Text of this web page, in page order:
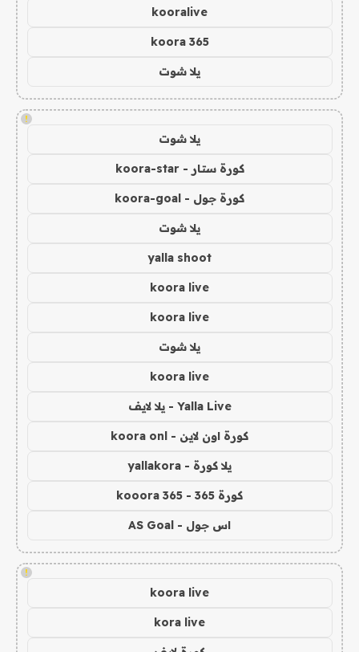
kooralive
koora 365
يلا شوت
!
يلا شوت
كورة ستار - koora-star
كورة جول - koora-goal
يلا شوت
yalla shoot
koora live
koora live
يلا شوت
koora live
Yalla Live - يلا لايف
كورة اون لاين - koora onl
يلا كورة - yallakora
كورة 365 - kooora 365
اس جول - AS Goal
!
koora live
kora live